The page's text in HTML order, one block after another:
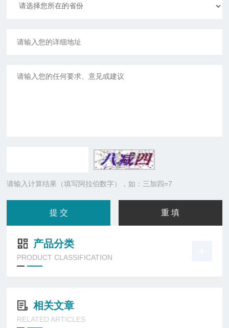
请输入计算结果（填写阿拉伯数字），如：三加四=7
产品分类
PRODUCT CLASSIFICATION
相关文章
RELATED ARTICLES